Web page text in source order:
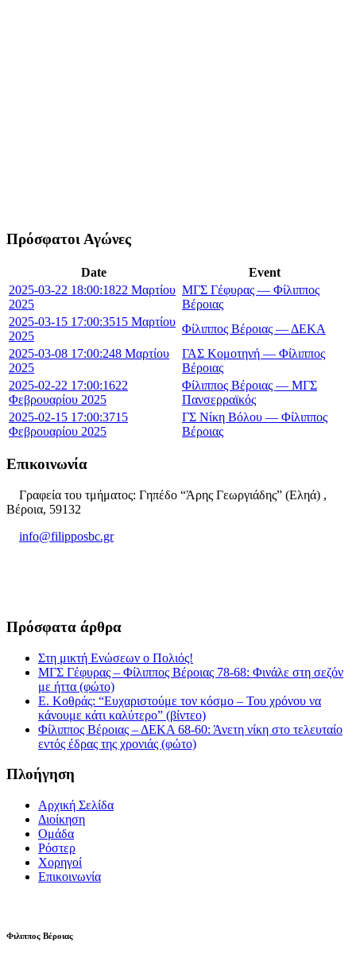
Πρόσφατοι Αγώνες
Date
Event
2025-03-22 18:00:1822 Μαρτίου
2025
ΜΓΣ Γέφυρας — Φίλιππος
Βέροιας
2025-03-15 17:00:3515 Μαρτίου
2025
Φίλιππος Βέροιας — ΔΕΚΑ
2025-03-08 17:00:248 Μαρτίου
2025
ΓΑΣ Κομοτηνή — Φίλιππος
Βέροιας
2025-02-22 17:00:1622
Φεβρουαρίου 2025
Φίλιππος Βέροιας — ΜΓΣ
Πανσερραϊκός
2025-02-15 17:00:3715
Φεβρουαρίου 2025
ΓΣ Νίκη Βόλου — Φίλιππος
Βέροιας
Επικοινωνία
Γραφεία του τμήματος: Γηπέδο “Άρης Γεωργιάδης” (Εληά) ,
Βέροια, 59132
info@filipposbc.gr
Πρόσφατα άρθρα
Στη μικτή Ενώσεων ο Πολιός!
ΜΓΣ Γέφυρας – Φίλιππος Βέροιας 78-68: Φινάλε στη σεζόν
με ήττα (φώτο)
Ε. Κοθράς: “Ευχαριστούμε τον κόσμο – Του χρόνου να
κάνουμε κάτι καλύτερο” (βίντεο)
Φίλιππος Βέροιας – ΔΕΚΑ 68-60: Άνετη νίκη στο τελευταίο
εντός έδρας της χρονιάς (φώτο)
Πλοήγηση
Αρχική Σελίδα
Διοίκηση
Ομάδα
Ρόστερ
Χορηγοί
Επικοινωνία
Φιλιππος Βέροιας